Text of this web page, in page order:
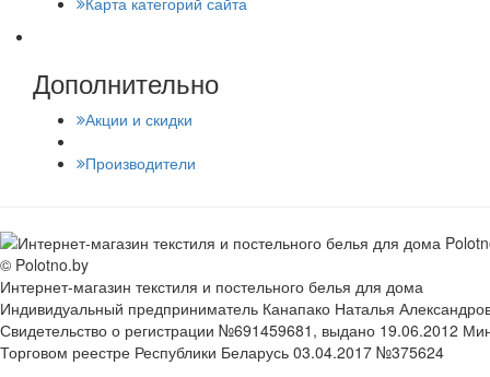
Дополнительно
Акции и скидки
Производители
© Polotno.by
Интернет-магазин текстиля и постельного белья для дома
Индивидуальный предприниматель Канапако Наталья
Свидетельство о регистрации №691459681, выдано 19.06.2012
Торговом реестре Республики Беларусь 03.04.2017 №375624